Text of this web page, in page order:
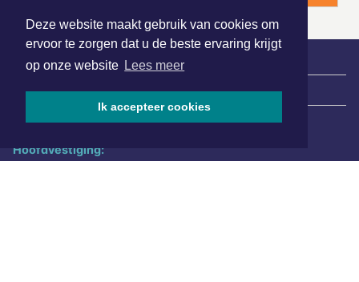
Deze website maakt gebruik van cookies om
ervoor te zorgen dat u de beste ervaring krijgt
op onze website Lees meer
Ik accepteer cookies
| Nieuws | Sport | Evenementen
Hoofdvestiging: